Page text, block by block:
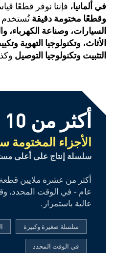
في ألمانيا، فإننا نوفر قطعًا
وقطعًا مختومة دقيقة
السيارات، وصناعة الكهرباء،
الأثاث، وتكنولوجيا التهوية
التثبيت وتكنولوجيا التوصيل
أكثر من 10 ملايين
الأجزاء المختومة
سلسلة إنتاج على أعلى
أكثر من عشرة ملايين
عام - في الوقت المحدد،
عالية باستمرار.
سلسلة صغيرة وكبيرة
في الوقت المحدد